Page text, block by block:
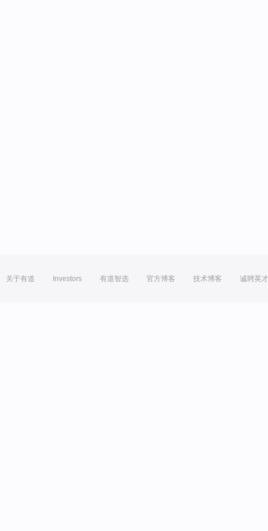
关于有道 Investors 有道智选 官方博客 技术博客 诚聘英才